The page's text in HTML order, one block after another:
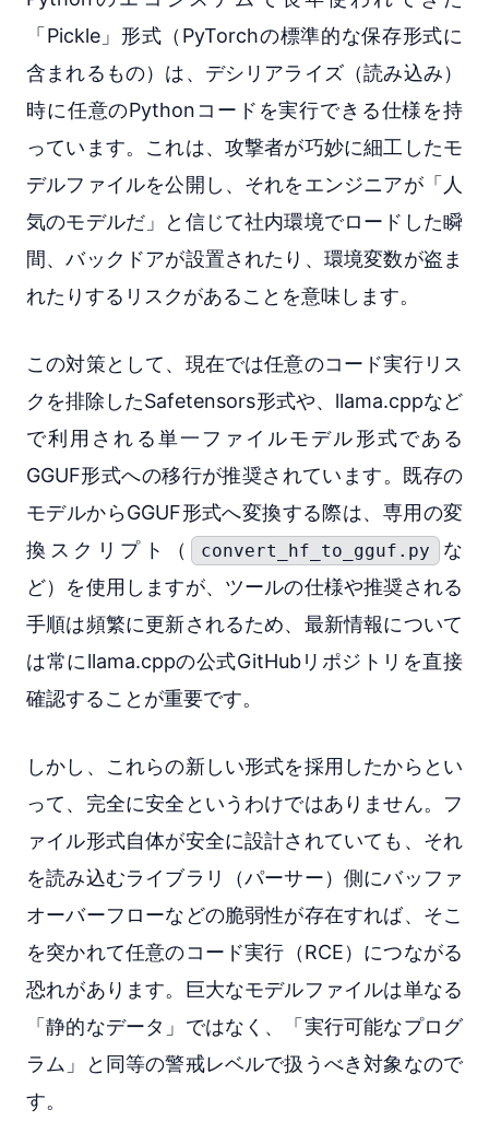
「Pickle」形式（PyTorchの標準的な保存形式に
含まれるもの）は、デシリアライズ（読み込み）
時に任意のPythonコードを実行できる仕様を持
っています。これは、攻撃者が巧妙に細工したモ
デルファイルを公開し、それをエンジニアが「人
気のモデルだ」と信じて社内環境でロードした瞬
間、バックドアが設置されたり、環境変数が盗ま
れたりするリスクがあることを意味します。
この対策として、現在では任意のコード実行リス
クを排除したSafetensors形式や、llama.cppなど
で利用される単一ファイルモデル形式である
GGUF形式への移行が推奨されています。既存の
モデルからGGUF形式へ変換する際は、専用の変
換スクリプト（
convert_hf_to_gguf.py
な
ど）を使用しますが、ツールの仕様や推奨される
手順は頻繁に更新されるため、最新情報について
は常にllama.cppの公式GitHubリポジトリを直接
確認することが重要です。
しかし、これらの新しい形式を採用したからとい
って、完全に安全というわけではありません。フ
ァイル形式自体が安全に設計されていても、それ
を読み込むライブラリ（パーサー）側にバッファ
オーバーフローなどの脆弱性が存在すれば、そこ
を突かれて任意のコード実行（RCE）につながる
恐れがあります。巨大なモデルファイルは単なる
「静的なデータ」ではなく、「実行可能なプログ
ラム」と同等の警戒レベルで扱うべき対象なので
す。